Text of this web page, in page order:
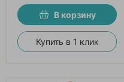
В корзину
Купить в 1 клик